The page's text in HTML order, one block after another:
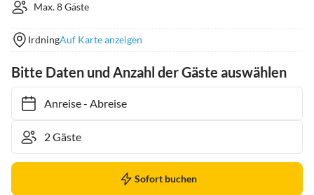
Max. 8 Gäste
IrdningAuf Karte anzeigen
Bitte Daten und Anzahl der Gäste auswählen
Anreise- Abreise
Sofort buchen